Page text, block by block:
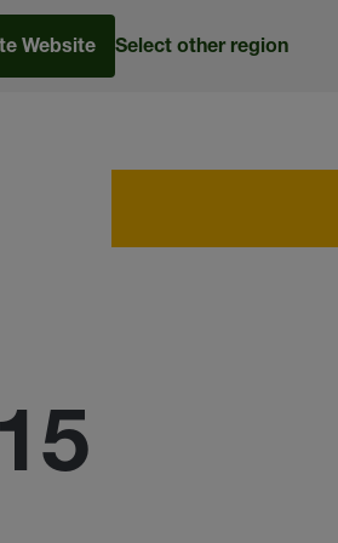
Website Select other region